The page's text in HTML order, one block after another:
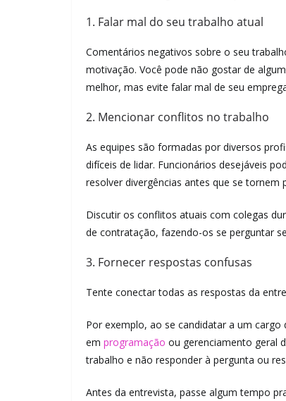
1. Falar mal do seu trabalho atual
Comentários negativos sobre o seu
motivação. Você pode não gostar de
melhor, mas evite falar mal de seu
2. Mencionar conflitos no trabalho
As equipes são formadas por diversos
difíceis de lidar. Funcionários desejáveis
resolver divergências antes que se tornem
Discutir os conflitos atuais com colegas
de contratação, fazendo-os se perguntar
3. Fornecer respostas confusas
Tente conectar todas as respostas da
Por exemplo, ao se candidatar a um
em programação ou gerenciamento geral
trabalho e não responder à pergunta ou
Antes da entrevista, passe algum tempo